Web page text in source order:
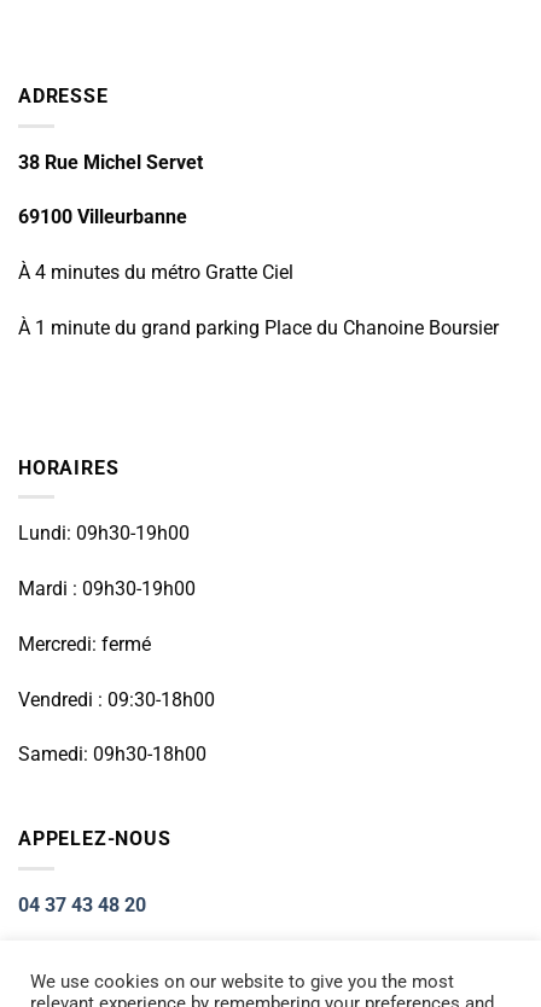
ADRESSE
38 Rue Michel Servet
69100 Villeurbanne
À 4 minutes du métro Gratte Ciel
À 1 minute du grand parking Place du Chanoine Boursier
HORAIRES
Lundi: 09h30-19h00
Mardi : 09h30-19h00
Mercredi: fermé
Vendredi : 09:30-18h00
Samedi: 09h30-18h00
APPELEZ-NOUS
04 37 43 48 20
We use cookies on our website to give you the most